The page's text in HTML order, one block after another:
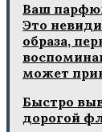
Ваш
Это
образа,
может
Быстро
дорогой